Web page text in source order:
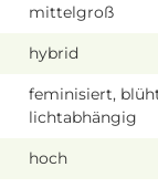
mittelgroß
hybrid
feminisiert,
lichtabhängig
hoch